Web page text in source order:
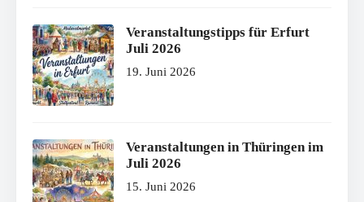
Veranstaltungstipps für Erfurt
Juli 2026
19. Juni 2026
Veranstaltungen in Thüringen im
Juli 2026
15. Juni 2026